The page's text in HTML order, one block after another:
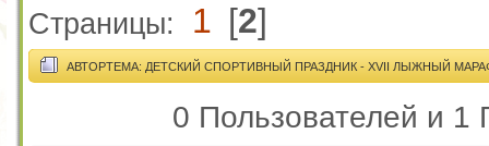
Страницы: 1 [2]
АВТОРТЕМА: ДЕТСКИЙ СПОРТИВНЫЙ ПРАЗДНИК - XVII ЛЫЖНЫЙ
0 Пользователей и 1